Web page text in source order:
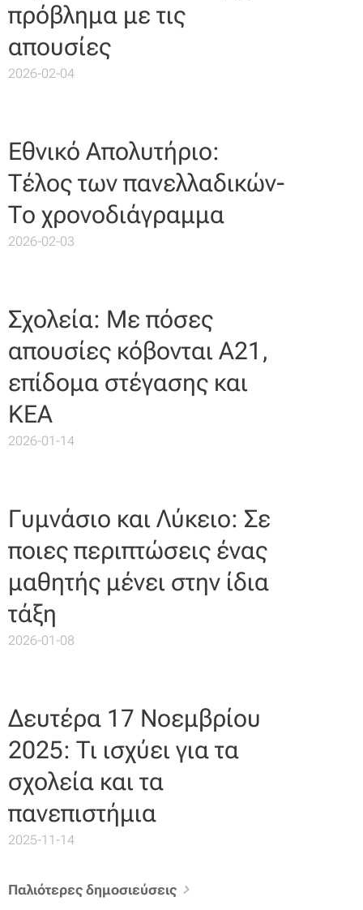
πρόβλημα με τις
απουσίες
2026-02-04
Εθνικό Απολυτήριο:
Τέλος των πανελλαδικών-
Το χρονοδιάγραμμα
2026-02-03
Σχολεία: Με πόσες
απουσίες κόβονται Α21,
επίδομα στέγασης και
ΚΕΑ
2026-01-14
Γυμνάσιο και Λύκειο: Σε
ποιες περιπτώσεις ένας
μαθητής μένει στην ίδια
τάξη
2026-01-08
Δευτέρα 17 Νοεμβρίου
2025: Τι ισχύει για τα
σχολεία και τα
πανεπιστήμια
2025-11-14
Παλιότερες δημοσιεύσεις